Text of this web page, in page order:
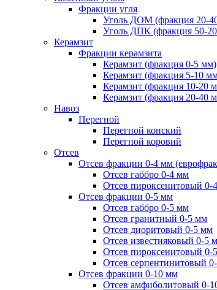
Фракции угля
Уголь ДОМ (фракция 20-
Уголь ДПК (фракция 50-
Керамзит
Фракции керамзита
Керамзит (фракция 0-5 мм)
Керамзит (фракция 5-10
Керамзит (фракция 10-20
Керамзит (фракция 20-40
Навоз
Перегной
Перегной конский
Перегной коровий
Отсев
Отсев фракции 0-4 мм
Отсев габбро 0-4 мм
Отсев пироксенитовый 0-
Отсев фракции 0-5 мм
Отсев габбро 0-5 мм
Отсев гранитный 0-5 мм
Отсев диоритовый 0-5 мм
Отсев известняковый 0-5
Отсев пироксенитовый 0-
Отсев серпентинитовый
Отсев фракции 0-10 мм
Отсев амфиболитовый 0-